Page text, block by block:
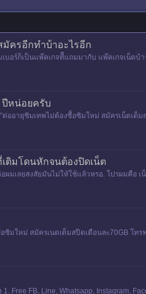
มัครอีกทำบ้าอะไรอีก
ร์ก็เป็นแพ๊คเกจทีีแถมมากับ แพ๊คเกจเน็ตบ้
ปีหน่อยครับ
อายุซิมเทพไม่ต้องซื้อซิมใหม่ สมัครเน็ตเต็
ติมโดนหักจนต้องปิดเน็ต
ลยสงสัยมันไม่ให้ใช้แล้วหรอ. โปรผมคือ เ
ใหม่ สมัครเนตเต็มสปีดเดือนละ70GB โท
Free FB, Line, Whatsapp, Instagram,